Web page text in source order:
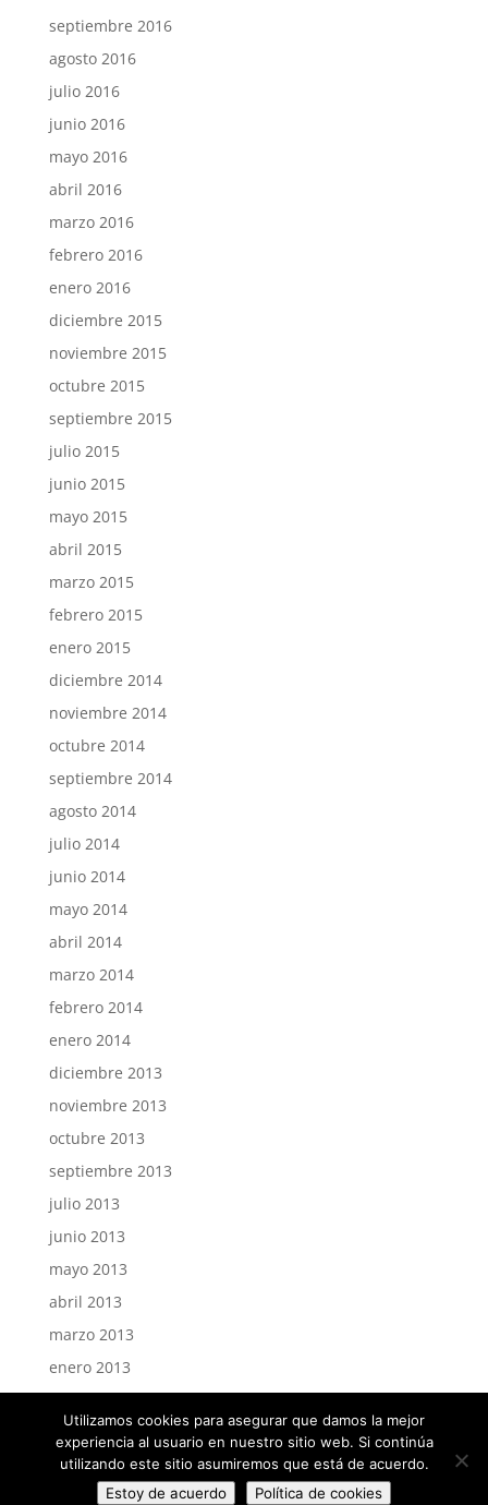
septiembre 2016
agosto 2016
julio 2016
junio 2016
mayo 2016
abril 2016
marzo 2016
febrero 2016
enero 2016
diciembre 2015
noviembre 2015
octubre 2015
septiembre 2015
julio 2015
junio 2015
mayo 2015
abril 2015
marzo 2015
febrero 2015
enero 2015
diciembre 2014
noviembre 2014
octubre 2014
septiembre 2014
agosto 2014
julio 2014
junio 2014
mayo 2014
abril 2014
marzo 2014
febrero 2014
enero 2014
diciembre 2013
noviembre 2013
octubre 2013
septiembre 2013
julio 2013
junio 2013
mayo 2013
abril 2013
marzo 2013
enero 2013
TuSantaCruz ©2021 - Diseñado por
ToyRoomSoftware
Utilizamos cookies para asegurar que damos la mejor
experiencia al usuario en nuestro sitio web. Si continúa
utilizando este sitio asumiremos que está de acuerdo.
Estoy de acuerdo
Política de cookies